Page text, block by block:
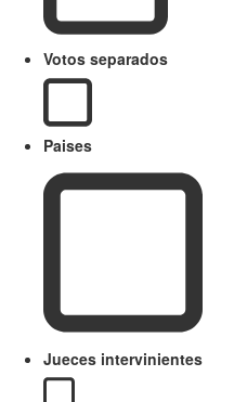
Votos separados
Paises
Jueces intervinientes